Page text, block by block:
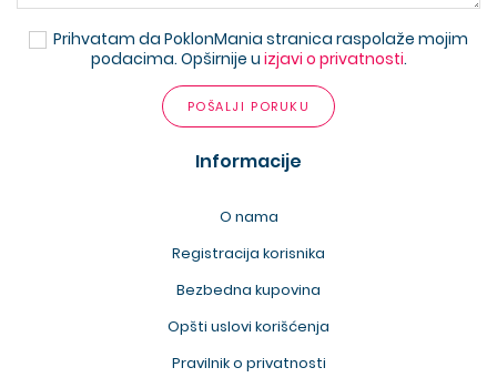
Prihvatam da PoklonMania stranica raspolaže mojim
podacima. Opširnije u izjavi o privatnosti.
POŠALJI PORUKU
Informacije
O nama
Registracija korisnika
Bezbedna kupovina
Opšti uslovi korišćenja
Pravilnik o privatnosti